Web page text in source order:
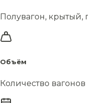
Полувагон, крытый,
Объём
Количество